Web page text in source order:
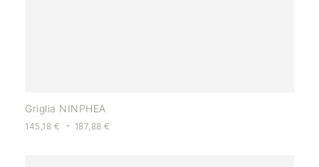
Griglia NINPHEA
145,18 € - 187,88€